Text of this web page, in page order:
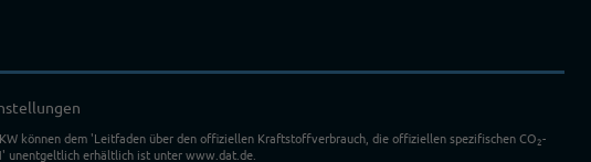
können dem 'Leitfaden über den offiziellen Kraftstoffverbrauch, die offiziellen spezifischen CO2-
unentgeltlich erhältlich ist unter www.dat.de.